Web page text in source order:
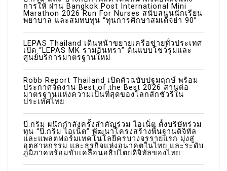
การให้ ผ่าน Bangkok Post International Mini
Marathon 2026 Run For Nurses สนับสนุนนักเรียน
พยาบาล และสมทบทุน “ทุนการศึกษาสมเด็จย่า 90”
LEPAS Thailand เดินหน้าขยายเครือข่ายทั่วประเทศ
เปิด “LEPAS MK รามอินทรา” ต้นแบบโชว์รูมและ
ศูนย์บริการมาตรฐานใหม่
Robb Report Thailand เปิดตัวฉบับปฐมฤกษ์ พร้อม
ประกาศจัดงาน Best of the Best 2026 สานต่อ
มาตรฐานแห่งความเป็นที่สุดของโลกลักชัวรีใน
ประเทศไทย
บี.กริม ผนึกกำลังครั้งสำคัญร่วม ไอเน็ต ตั้งบริษัทร่วม
ทุน “บี.กริม ไอเน็ต” พัฒนาโครงสร้างพื้นฐานดิจิทัล
และแพลตฟอร์มเทคโนโลยีครบวงจรรายแรก มุ่งสู่
อุตสาหกรรม และธุรกิจแห่งอนาคตในไทย และระดับ
ภูมิภาคพร้อมขับเคลื่อนอธิปไตยดิจิทัลของไทย